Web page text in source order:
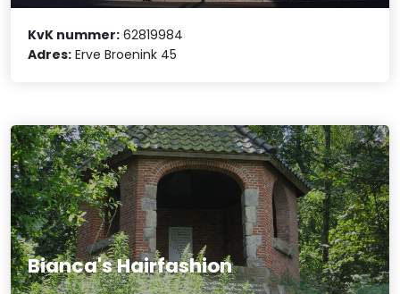
KvK nummer: 62819984
Adres: Erve Broenink 45
Bianca's Hairfashion